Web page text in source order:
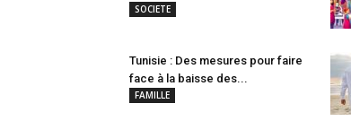
SOCIETE
Tunisie : Des mesures pour faire
face à la baisse des...
FAMILLE